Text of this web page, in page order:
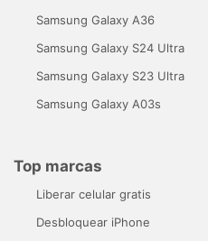
Samsung Galaxy A36
Samsung Galaxy S24 Ultra
Samsung Galaxy S23 Ultra
Samsung Galaxy A03s
Top marcas
Liberar celular gratis
Desbloquear iPhone